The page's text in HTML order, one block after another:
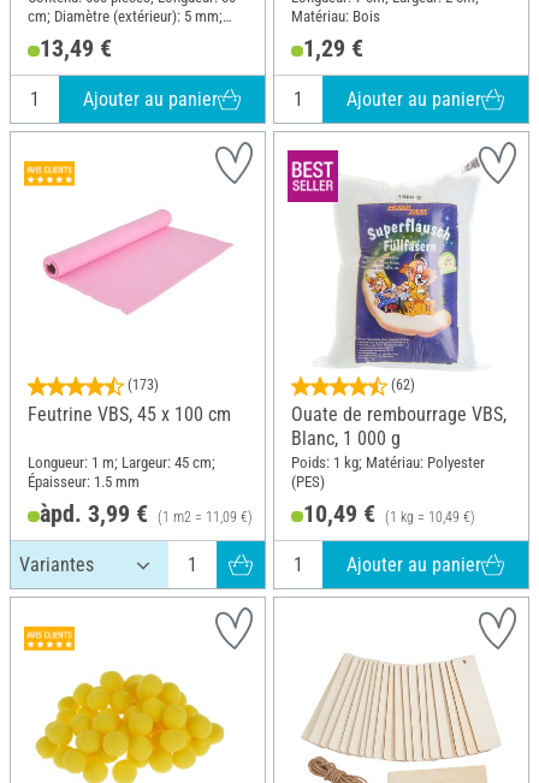
cm; Diamètre (extérieur): 5 mm;
13,49 €
Ajouter au panier
Matériau: Bois
1,29 €
Ajouter au panier
(173)
Feutrine VBS, 45 x 100 cm
Longueur: 1 m; Largeur: 45 cm;
Épaisseur: 1.5 mm
àpd. 3,99 € (1 m2 = 11,09 €)
(62)
Ouate de rembourrage VBS,
Blanc, 1 000 g
Poids: 1 kg; Matériau: Polyester
(PES)
10,49 € (1 kg = 10,49 €)
Ajouter au panier